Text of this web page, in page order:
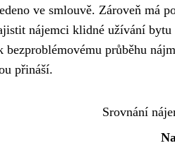
ve smlouvě. Zároveň má
nájemci klidné užívání bytu
bezproblémovému průběhu
přináší.
Srovnání